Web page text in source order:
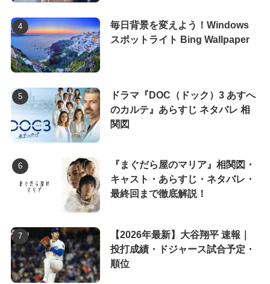
毎日背景を変えよう！Windows
スポットライト Bing Wallpaper
ドラマ『DOC（ドック）3 あすへ
のカルテ』あらすじ ネタバレ 相
関図
『まぐだら屋のマリア』相関図・
キャスト・あらすじ・ネタバレ・
最終回まで徹底解説！
【2026年最新】大谷翔平 速報｜
投打成績・ドジャース試合予定・
順位